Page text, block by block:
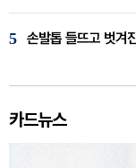
5 손발톱 들뜨고 벗겨
카드뉴스